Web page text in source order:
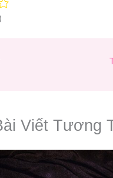
Viết Tương